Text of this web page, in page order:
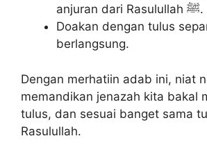
anjuran dari Rasulullah ﷺ.
Doakan dengan tulus
berlangsung.
Dengan merhatiin adab ini, niat
memandikan jenazah kita bakal
tulus, dan sesuai banget sama
Rasulullah.